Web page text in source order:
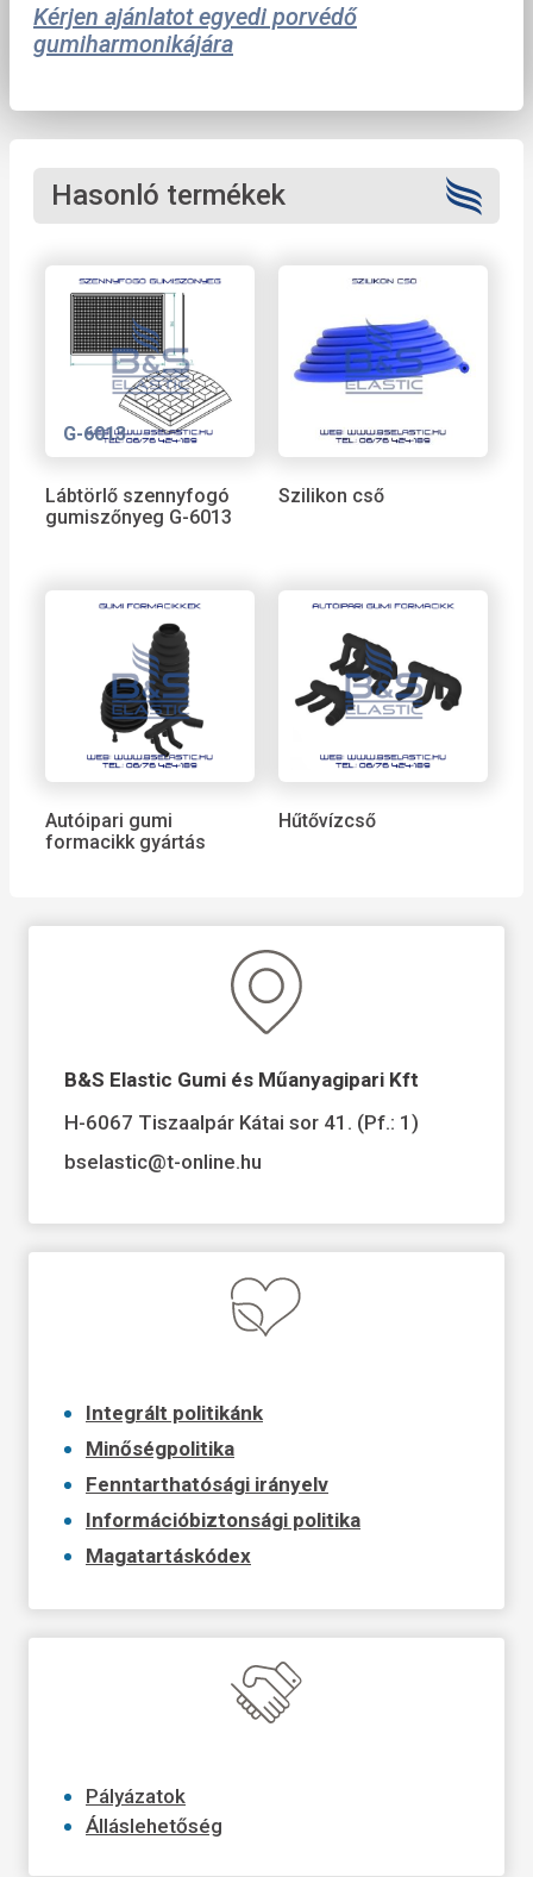
Kérjen ajánlatot egyedi porvédő
gumiharmonikájára
Hasonló termékek
G-6013
Lábtörlő szennyfogó
gumiszőnyeg G-6013
Szilikon cső
Autóipari gumi
formacikk gyártás
Hűtővízcső
B&S Elastic Gumi és Műanyagipari Kft
H-6067 Tiszaalpár Kátai sor 41. (Pf.: 1)
bselastic@t-online.hu
Integrált politikánk
Minőségpolitika
Fenntarthatósági irányelv
Információbiztonsági politika
Magatartáskódex
Pályázatok
Álláslehetőség